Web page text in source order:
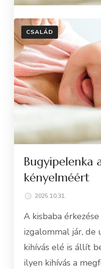
CSALÁD
Bugyipelenka
kényelméért
2025.10.31.
A kisbaba
izgalommal jár, de
kihívás elé is állít
ilyen kihívás a